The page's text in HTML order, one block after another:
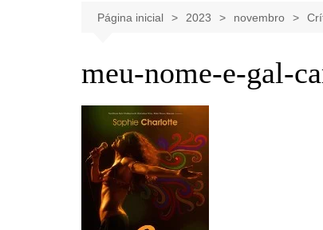
Celebridades
Música
Notícias
Clássicos
Página inicial 2023 novembro
meu-nome-e-gal-